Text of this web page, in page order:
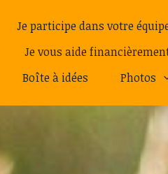
Je participe dans votre
Je vous aide
Boîte à idées Photos